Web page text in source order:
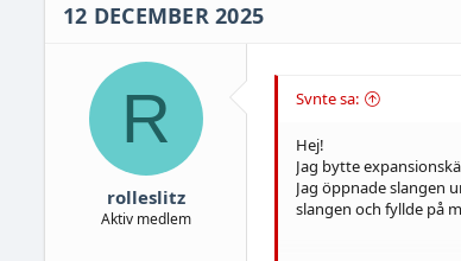
12 DECEMBER 2025
R
rolleslitz
Aktiv medlem
Svnte sa:
Hej!
Jag bytte
Jag öppnade slangen
slangen och fyllde på